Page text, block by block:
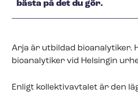
bästa på det du gör.
Arja är utbildad bioanalytiker.
bioanalytiker vid Helsingin
Enligt kollektivavtalet är den